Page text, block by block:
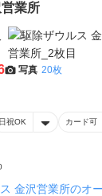
業所
写真 20枚
日祝OK カード可
金沢営業所のオ